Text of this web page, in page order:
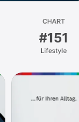
CHART
#151
Lifestyle